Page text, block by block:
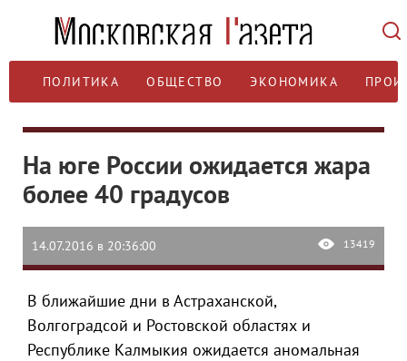
ПОЛИТИКА ОБЩЕСТВО ЭКОНОМИКА
На юге России ожидается жара
более 40 градусов
14.07.2016 в 20:36:00 13419
В ближайшие дни в Астраханской,
Волгоградсой и Ростовской областях и
Республике Калмыкия ожидается аномальная